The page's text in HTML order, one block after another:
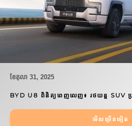
ខែ​តុលា 31, 2025
BYD U8 ពិនិត្យពេញលេញ៖ រថយន្ត SUV ប្រ
មើលច្រើនទៀត